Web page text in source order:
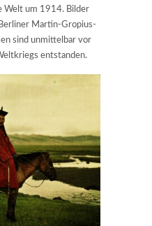
Welt um 1914. Bilder
Martin-Gropius-
sind unmittelbar vor
entstanden.